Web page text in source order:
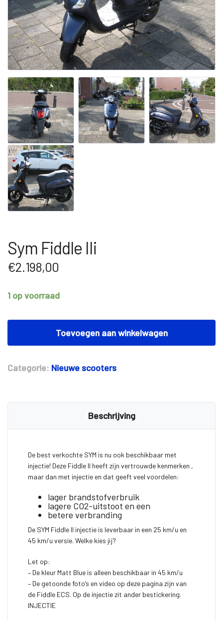
Sym Fiddle IIi
€2.198,00
1 op voorraad
Sym
IIi
Toevoegen aan winkelwagen
Categorie: Nieuwe scooters
Beschrijving
De best verkochte SYM is nu ook beschikbaar met
injectie! Deze Fiddle II heeft zijn vertrouwde kenmerken ,
maar dan met injectie en dat geeft veel voordelen:
lager brandstofverbruik
lagere CO2-uitstoot en een
betere verbranding
De SYM Fiddle II injectie is leverbaar in een 25 km/u en
45 km/u versie. Welke kies jij?
Let op:
– De kleur Matt Blue is alleen beschikbaar in 45 km/u
– De getoonde foto’s en video op deze pagina zijn van
de Fiddle ECS. Op de injectie zit ander bestickering.
INJECTIE